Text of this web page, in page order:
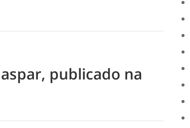
publicado na